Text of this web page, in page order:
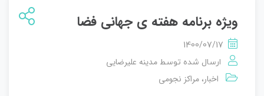
ویژه برنامه هفته ی جهانی فضا
1400/07/17
ارسال شده توسط مدینه علیرضایی
اخبار، مراکز نجومی